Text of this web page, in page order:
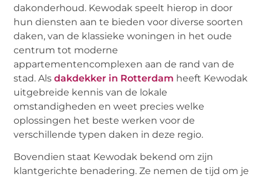
dakonderhoud. Kewodak speelt hierop in door
hun diensten aan te bieden voor diverse soorten
daken, van de klassieke woningen in het oude
centrum tot moderne
appartementencomplexen aan de rand van de
stad. Alsdakdekker in Rotterdam heeft Kewodak
uitgebreide kennis van de lokale
omstandigheden en weet precies welke
oplossingen het beste werken voor de
verschillende typen daken in deze regio.
Bovendien staat Kewodak bekend om zijn
klantgerichte benadering. Ze nemen de tijd om je